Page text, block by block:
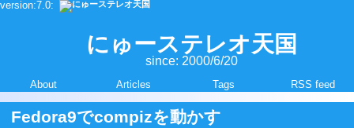
本
ば
す
version:7.0:
にゅーステレオ天国
since: 2000/6/20
About Articles Tags RSS feed
Fedora9でcompizを動かす